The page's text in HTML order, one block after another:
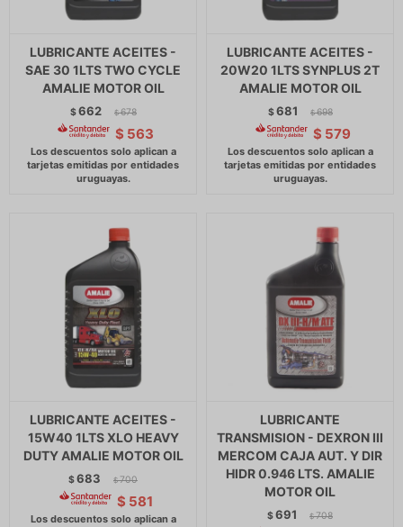
LUBRICANTE ACEITES -
SAE 30 1LTS TWO CYCLE
AMALIE MOTOR OIL
$662 $ 678
$ 563
LUBRICANTE ACEITES -
20W20 1LTS SYNPLUS 2T
AMALIE MOTOR OIL
$681 $ 698
$ 579
LUBRICANTE ACEITES -
15W40 1LTS XLO HEAVY
DUTY AMALIE MOTOR OIL
$683 $ 700
$ 581
LUBRICANTE
TRANSMISION - DEXRON III
MERCOM CAJA AUT. Y DIR
HIDR 0.946 LTS. AMALIE
MOTOR OIL
$691 $ 708